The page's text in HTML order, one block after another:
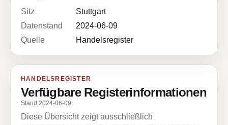
Sitz
Stuttgart
Datenstand
2024-06-09
Quelle
Handelsregister
HANDELSREGISTER
Verfügbare Registerinformationen
Stand 2024-06-09
Diese Übersicht zeigt ausschließlich